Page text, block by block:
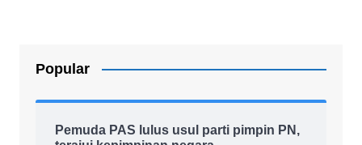
Popular
Pemuda PAS lulus usul parti pimpin PN,